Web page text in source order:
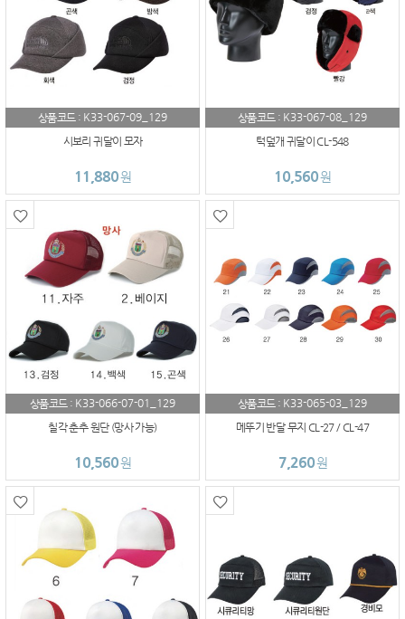
상품코드 : K33-067-09_129
시보리 귀달이 모자
11,880원
상품코드 : K33-067-08_129
턱덮개 귀달이 CL-548
10,560원
상품코드 : K33-066-07-01_129
칠각 춘추 원단 (망사 가능)
10,560원
상품코드 : K33-065-03_129
메뚜기 반달 무지 CL-27 / CL-47
7,260원